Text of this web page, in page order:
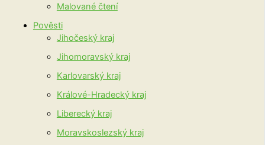
Malované čtení
Pověsti
Jihočeský kraj
Jihomoravský kraj
Karlovarský kraj
Králové-Hradecký kraj
Liberecký kraj
Moravskoslezský kraj